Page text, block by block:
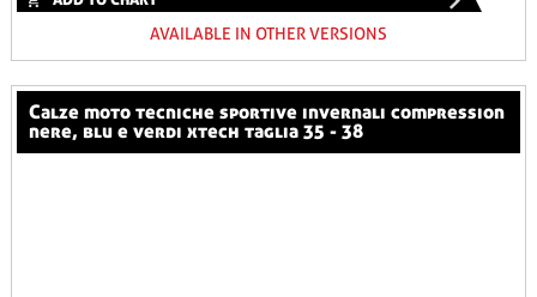
AVAILABLE IN OTHER VERSIONS
calze moto tecniche sportive invernali compression
nere, blu e verdi xtech taglia 35 - 38